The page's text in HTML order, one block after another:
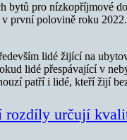
bytů pro nízkopříjmové
první polovině roku
lidé žijící na
lidé přespávající v
patří i lidé, kteří žijí
rozdíly určují